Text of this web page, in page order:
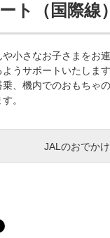
ト（国際線
や小さなお子さまをお
ようサポートいたしま
乗、機内でのおもちゃ
。
JALのおでか